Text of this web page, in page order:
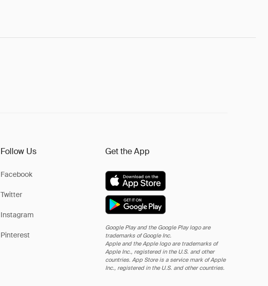
Follow Us
Facebook
Twitter
Instagram
Pinterest
Get the App
Google Play and the Google Play logo are
trademarks of Google Inc.
Apple and the Apple logo are trademarks of
Apple Inc., registered in the U.S. and other
countries. App Store is a service mark of Apple
Inc., registered in the U.S. and other countries.